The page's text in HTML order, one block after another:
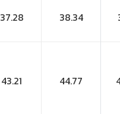
37.28 38.34
43.21 44.77